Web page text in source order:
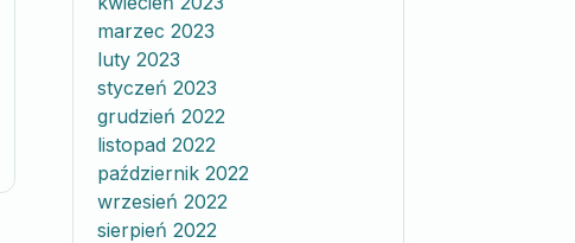
marzec 2023
luty 2023
styczeń 2023
grudzień 2022
listopad 2022
październik 2022
wrzesień 2022
sierpień 2022